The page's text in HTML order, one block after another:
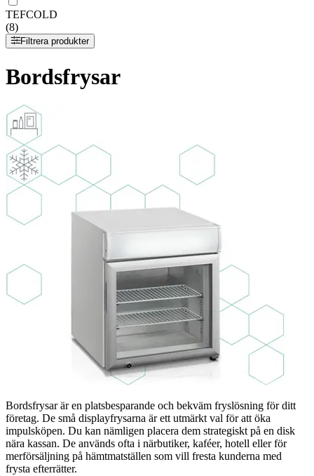
TEFCOLD
(8)
Filtrera produkter
Bordsfrysar
Bordsfrysar är en platsbesparande och bekväm fryslösning för ditt
företag. De små displayfrysarna är ett utmärkt val för att öka
impulsköpen. Du kan nämligen placera dem strategiskt på en disk
nära kassan. De används ofta i närbutiker, kaféer, hotell eller för
merförsäljning på hämtmatställen som vill fresta kunderna med
frysta efterrätter.